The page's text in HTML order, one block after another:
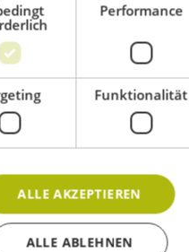
Performance
Funktionalität
ALLE AKZEPTIEREN
ALLE ABLEHNEN